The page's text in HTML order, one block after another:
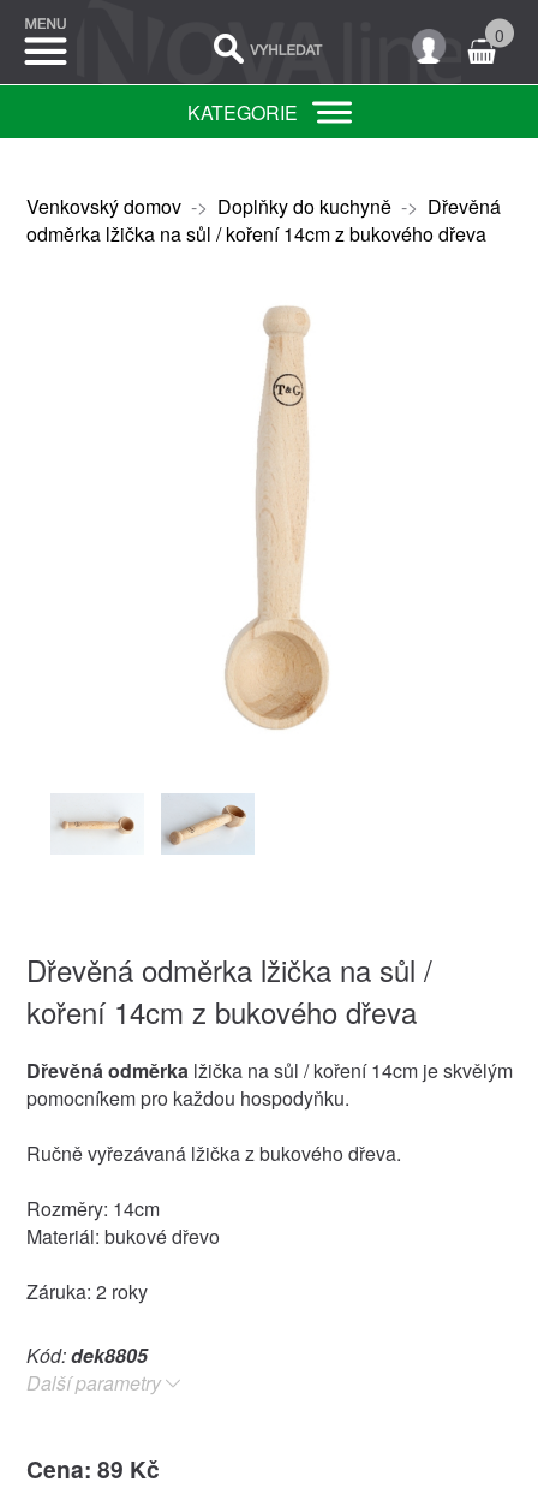
0
KATEGORIE
Venkovský domov-> Doplňky do kuchyně-> Dřevěná
odměrka lžička na sůl / koření 14cm z bukového dřeva
Dřevěná odměrka lžička na sůl /
koření 14cm z bukového dřeva
Dřevěná odměrkalžička na sůl / koření 14cm je skvělým
pomocníkem pro každou hospodyňku.
Ručně vyřezávaná lžička z bukového dřeva.
Rozměry: 14cm
Materiál: bukové dřevo
Záruka: 2 roky
Kód:dek8805
Další parametry
Cena: 89 Kč